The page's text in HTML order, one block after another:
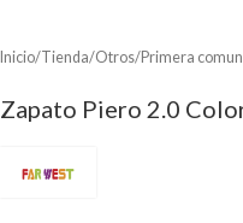
Inicio/Tienda/Otros/Primera
Zapato Piero 2.0